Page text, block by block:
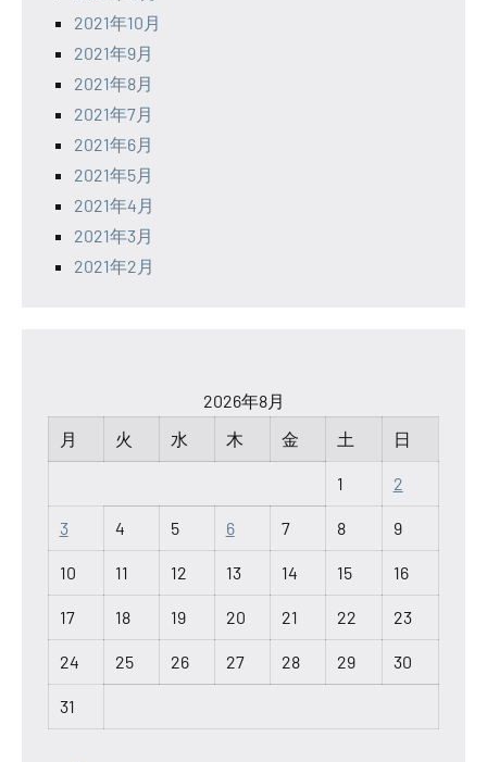
2021年10月
2021年9月
2021年8月
2021年7月
2021年6月
2021年5月
2021年4月
2021年3月
2021年2月
2026年8月
月
火 水 木 金 土 日
1 2
3 4 5 6 7 8 9
10 11 12 13 14 15 16
17 18 19 20 21 22 23
24 25 26 27 28 29 30
31